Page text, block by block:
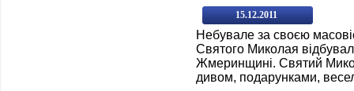
15.12.2011
Небувале за своєю
Святого Миколая
Жмеринщині. Святий
дивом, подарунками,